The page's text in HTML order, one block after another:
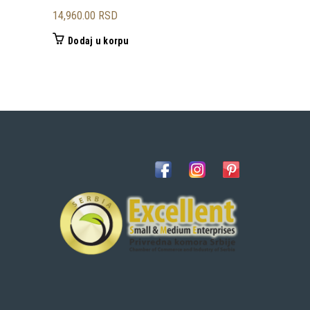
14,960.00 RSD
Dodaj u korpu